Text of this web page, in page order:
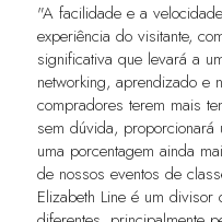
"A facilidade e a
experiência do visitante,
significativa que levará a
networking, aprendizado e
compradores terem mais
sem dúvida,
uma porcentagem ainda
de nossos eventos de
Elizabeth Line é um